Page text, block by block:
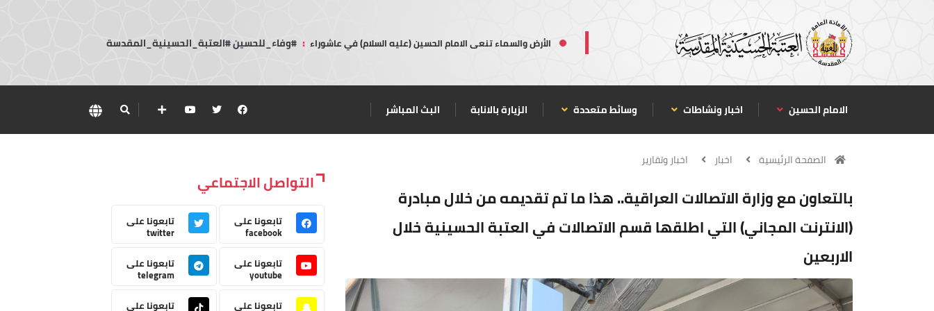
الأرض والسماء تنعى الامام الحسين (عليه السلام) في عاشوراء : #وفاء_للحسين #العتبة_الحسينية_المقدسة
الامام الحسين اخبار ونشاطات وسائط متعددة الزيارة بالانابة البث المباشر
الصفحة الرئيسية اخبار اخبار وتقارير
بالتعاون مع وزارة الاتصالات العراقية.. هذا ما تم تقديمه من خلال مبادرة
(الانترنت المجاني) التي اطلقها قسم الاتصالات في العتبة الحسينية خلال
الاربعين
التواصل الاجتماعي
تابعونا على
facebook
تابعونا على
twitter
تابعونا على
youtube
تابعونا على
telegram
تابعونا على
تابعونا على